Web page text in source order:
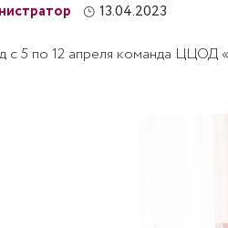
13.04.2023
с 5 по 12 апреля команда ЦЦОД